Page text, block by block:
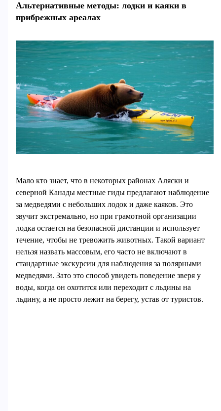
Альтернативные методы: лодки и каяки в
прибрежных ареалах
Мало кто знает, что в некоторых районах Аляски и
северной Канады местные гиды предлагают наблюдение
за медведями с небольших лодок и даже каяков. Это
звучит экстремально, но при грамотной организации
лодка остается на безопасной дистанции и использует
течение, чтобы не тревожить животных. Такой вариант
нельзя назвать массовым, его часто не включают в
стандартные экскурсии для наблюдения за полярными
медведями. Зато это способ увидеть поведение зверя у
воды, когда он охотится или переходит с льдины на
льдину, а не просто лежит на берегу, устав от туристов.